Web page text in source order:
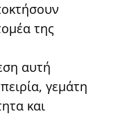
της
αυτή
γεμάτη
και